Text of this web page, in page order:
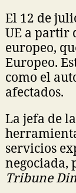
El 12 de
UE a partir
europeo,
Europeo.
como el
afectados.
La jefa de
servicios
negociada,
Tribune